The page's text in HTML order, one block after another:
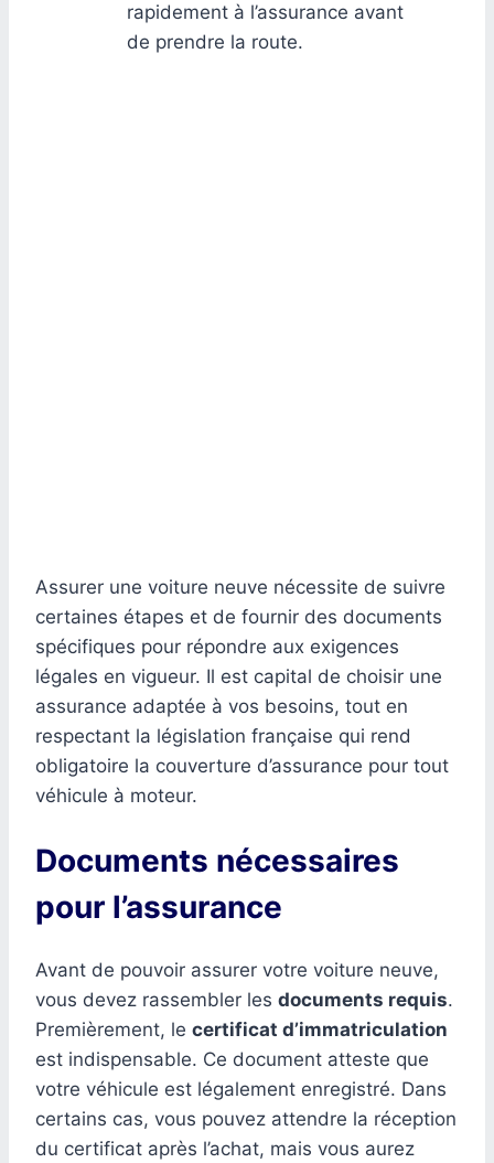
rapidement à l’assurance avant
de prendre la route.
Assurer une voiture neuve nécessite de suivre
certaines étapes et de fournir des documents
spécifiques pour répondre aux exigences
légales en vigueur. Il est capital de choisir une
assurance adaptée à vos besoins, tout en
respectant la législation française qui rend
obligatoire la couverture d’assurance pour tout
véhicule à moteur.
Documents nécessaires
pour l’assurance
Avant de pouvoir assurer votre voiture neuve,
vous devez rassembler les documents requis.
Premièrement, le certificat d’immatriculation
est indispensable. Ce document atteste que
votre véhicule est légalement enregistré. Dans
certains cas, vous pouvez attendre la réception
du certificat après l’achat, mais vous aurez